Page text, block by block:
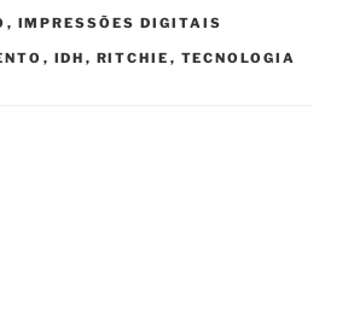
, IMPRESSÕES DIGITAIS
, IDH , RITCHIE , TECNOLOGIA